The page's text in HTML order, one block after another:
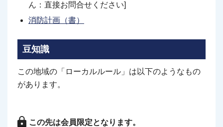
ん：直接お問合せください]
消防計画（書）
豆知識
この地域の「ローカルルール」は以下のようなもの
があります。
この先は会員限定となります。